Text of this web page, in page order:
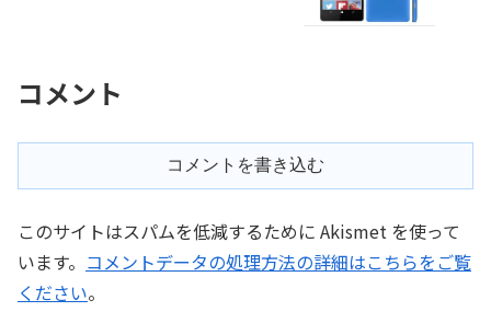
コメント
コメントを書き込む
このサイトはスパムを低減するために Akismet を使って
います。 コメントデータの処理方法の詳細はこちらをご覧
ください。